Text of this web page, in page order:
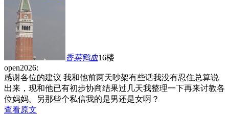
香菜鸭血16楼
open2026:
感谢各位的建议 我和他前两天吵架有些话我没有忍住总算说
出来，现和他已有初步协商结果过几天我整理一下再来讨教各
位妈妈。另那些个私信我的是男还是女啊？
查看原文